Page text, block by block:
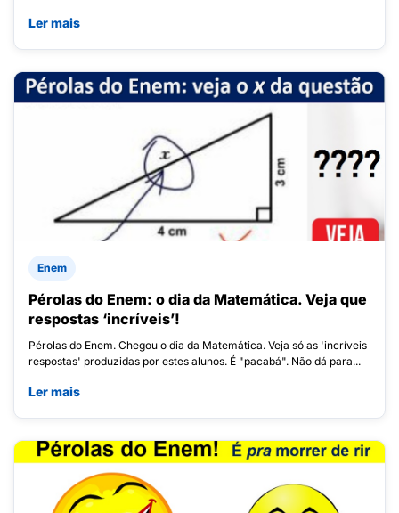
Ler mais
Enem
Pérolas do Enem: o dia da Matemática. Veja que
respostas ‘incríveis’!
Pérolas do Enem. Chegou o dia da Matemática. Veja só as 'incríveis
respostas' produzidas por estes alunos. É "pacabá". Não dá para...
Ler mais